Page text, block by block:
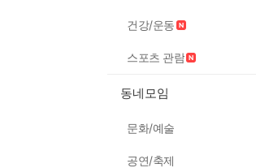
건강/운동
스포츠 관람
동네모임
문화/예술
공연/축제